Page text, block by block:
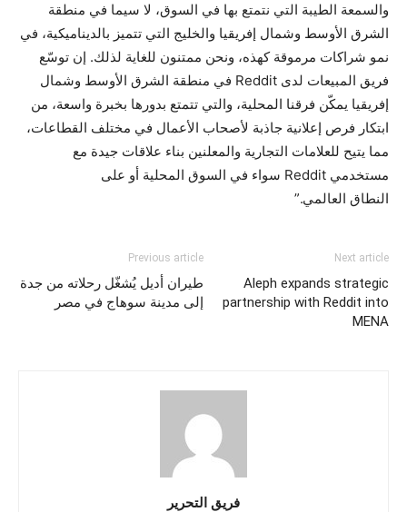
والسمعة الطيبة التي نتمتع بها في السوق، لا سيما في منطقة
الشرق الأوسط وشمال إفريقيا والخليج التي تتميز بالديناميكية، في
نمو شراكات مرموقة كهذه، ونحن ممتنون للغاية لذلك. إن توسّع
فريق المبيعات لدى Reddit في منطقة الشرق الأوسط وشمال
إفريقيا يمكّن فرقنا المحلية، والتي تتمتع بدورها بخبرة واسعة، من
ابتكار فرص إعلانية جاذبة لأصحاب الأعمال في مختلف القطاعات،
مما يتيح للعلامات التجارية والمعلنين بناء علاقات جيدة مع
مستخدمي Reddit سواء في السوق المحلية أو على
النطاق العالمي.”
Previous article
طيران أديل يُشغّل رحلاته من جدة
إلى مدينة سوهاج في مصر
Next article
Aleph expands strategic
partnership with Reddit into
MENA
فريق التحرير